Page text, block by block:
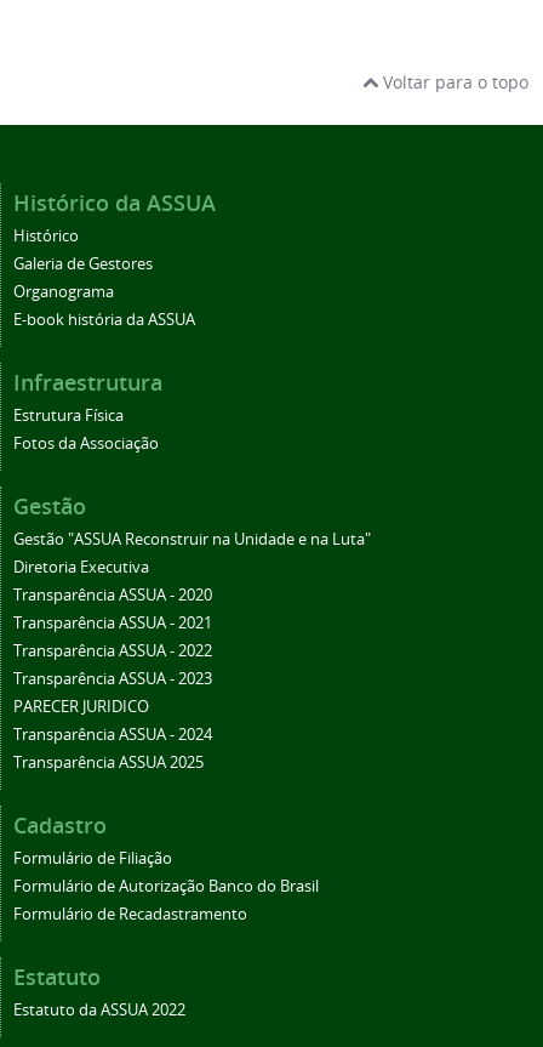
Voltar para o topo
Histórico da ASSUA
Histórico
Galeria de Gestores
Organograma
E-book história da ASSUA
Infraestrutura
Estrutura Física
Fotos da Associação
Gestão
Gestão "ASSUA Reconstruir na Unidade e na Luta"
Diretoria Executiva
Transparência ASSUA - 2020
Transparência ASSUA - 2021
Transparência ASSUA - 2022
Transparência ASSUA - 2023
PARECER JURIDICO
Transparência ASSUA - 2024
Transparência ASSUA 2025
Cadastro
Formulário de Filiação
Formulário de Autorização Banco do Brasil
Formulário de Recadastramento
Estatuto
Estatuto da ASSUA 2022